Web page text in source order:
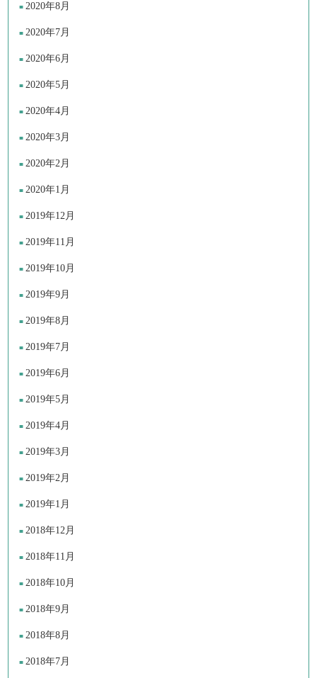
2020年8月
2020年7月
2020年6月
2020年5月
2020年4月
2020年3月
2020年2月
2020年1月
2019年12月
2019年11月
2019年10月
2019年9月
2019年8月
2019年7月
2019年6月
2019年5月
2019年4月
2019年3月
2019年2月
2019年1月
2018年12月
2018年11月
2018年10月
2018年9月
2018年8月
2018年7月